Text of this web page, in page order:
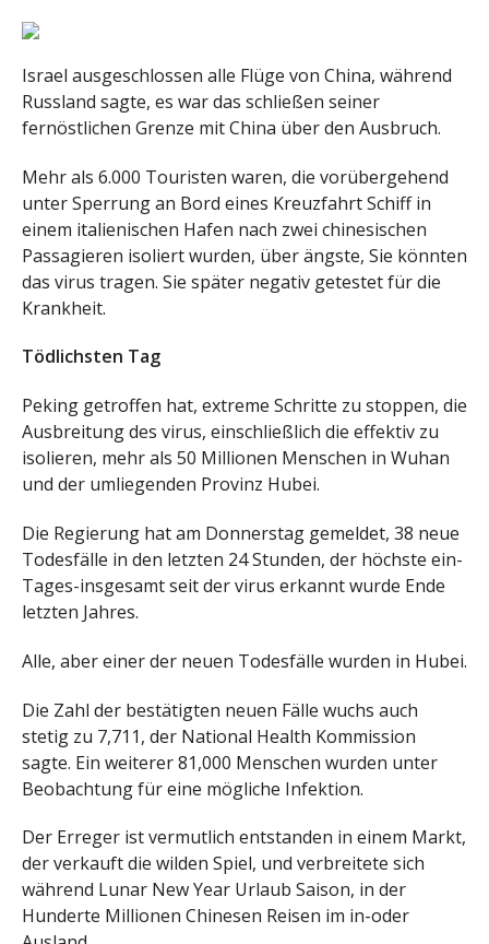
Israel ausgeschlossen alle Flüge von China, während
Russland sagte, es war das schließen seiner
fernöstlichen Grenze mit China über den Ausbruch.
Mehr als 6.000 Touristen waren, die vorübergehend
unter Sperrung an Bord eines Kreuzfahrt Schiff in
einem italienischen Hafen nach zwei chinesischen
Passagieren isoliert wurden, über ängste, Sie könnten
das virus tragen. Sie später negativ getestet für die
Krankheit.
Tödlichsten Tag
Peking getroffen hat, extreme Schritte zu stoppen, die
Ausbreitung des virus, einschließlich die effektiv zu
isolieren, mehr als 50 Millionen Menschen in Wuhan
und der umliegenden Provinz Hubei.
Die Regierung hat am Donnerstag gemeldet, 38 neue
Todesfälle in den letzten 24 Stunden, der höchste ein-
Tages-insgesamt seit der virus erkannt wurde Ende
letzten Jahres.
Alle, aber einer der neuen Todesfälle wurden in Hubei.
Die Zahl der bestätigten neuen Fälle wuchs auch
stetig zu 7,711, der National Health Kommission
sagte. Ein weiterer 81,000 Menschen wurden unter
Beobachtung für eine mögliche Infektion.
Der Erreger ist vermutlich entstanden in einem Markt,
der verkauft die wilden Spiel, und verbreitete sich
während Lunar New Year Urlaub Saison, in der
Hunderte Millionen Chinesen Reisen im in-oder